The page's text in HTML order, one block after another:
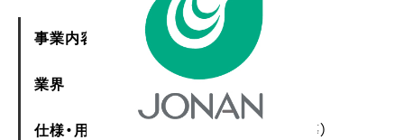
事業内容 CIS・VIS
業界 教育
仕様・用途 CI・VI・UI（ロゴマーク等）